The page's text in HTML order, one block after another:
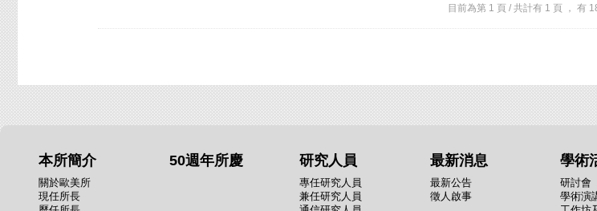
目前為第 1 頁 / 共計有 1 頁 ， 有
本所簡介
關於歐美所
現任所長
50週年所慶 研究人員
專任研究人員
兼任研究人員
最新消息
最新公告
徵人啟事
學術
研討會
學術演